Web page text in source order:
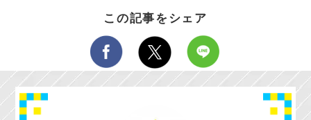
この記事をシェア